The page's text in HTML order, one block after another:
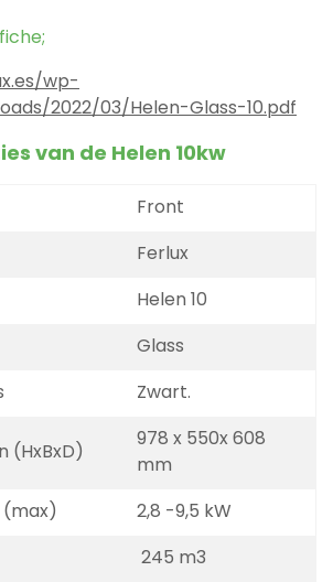
wp-
2022/03/Helen-Glass-10.pdf
van de Helen 10kw
Front
Ferlux
Helen 10
Glass
Zwart.
(HxBxD)
978 x 550x 608
mm
2,8 -9,5 kW
245 m3